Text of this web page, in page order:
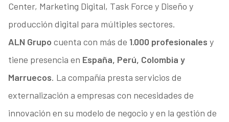
Center, Marketing Digital, Task Force y Diseño y
producción digital para múltiples sectores.
ALN Grupo cuenta con más de 1.000 profesionales y
tiene presencia en España, Perú, Colombia y
Marruecos. La compañía presta servicios de
externalización a empresas con necesidades de
innovación en su modelo de negocio y en la gestión de